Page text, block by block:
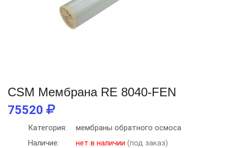
CSM Мембрана RE 8040-FEN
75520
Категория:
мембраны обратного осмоса
Наличие:
нет в наличии (под заказ)